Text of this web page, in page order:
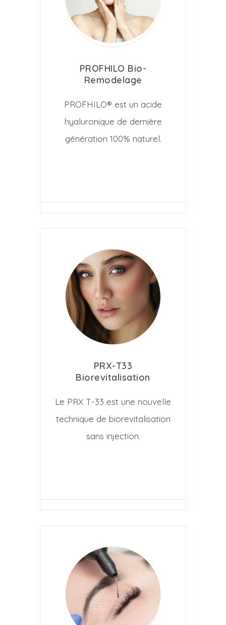
PROFHILO Bio-
Remodelage
PROFHILO® est un acide
hyaluronique de dernière
génération 100% naturel.
PRX-T33
Biorevitalisation
Le PRX T-33 est une nouvelle
technique de biorevitalisation
sans injection.